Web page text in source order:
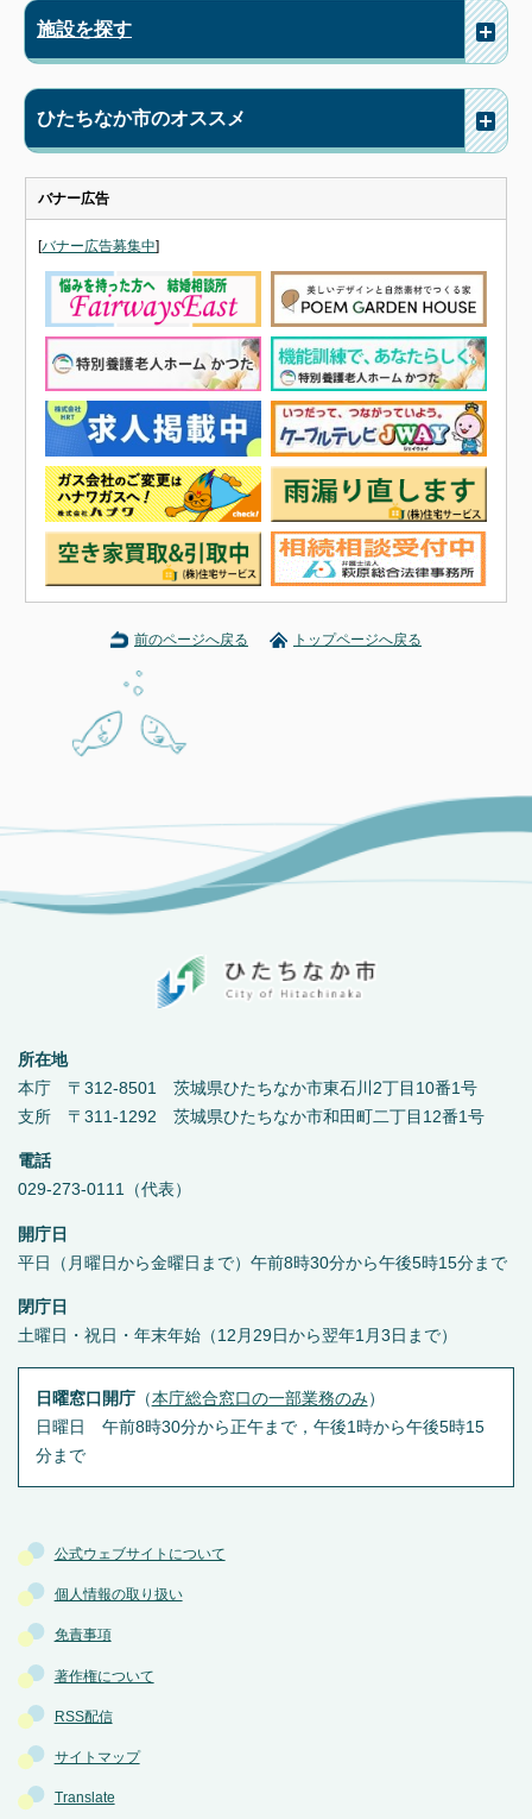
施設を探す
ひたちなか市のオススメ
バナー広告
[バナー広告募集中]
前のページへ戻る トップページへ戻る
公式ウェブサイトについて
個人情報の取り扱い
免責事項
著作権について
RSS配信
サイトマップ
Translate
所在地
本庁 〒312-8501 茨城県ひたちなか市東石川2丁目10番1号
支所 〒311-1292 茨城県ひたちなか市和田町二丁目12番1号
電話
029-273-0111（代表）
開庁日
平日（月曜日から金曜日まで）午前8時30分から午後5時15分まで
閉庁日
土曜日・祝日・年末年始（12月29日から翌年1月3日まで）
日曜窓口開庁（本庁総合窓口の一部業務のみ ）
日曜日 午前8時30分から正午まで，午後1時から午後5時15
分まで